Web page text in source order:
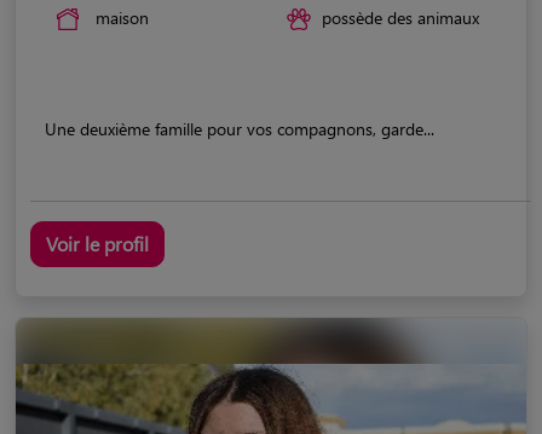
maison possède des animaux
Une deuxième famille pour vos compagnons, garde...
Voir le profil